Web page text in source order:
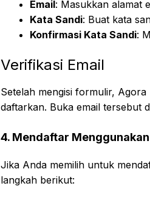
Email: Masukkan alamat
Kata Sandi: Buat kata
Konfirmasi Kata Sandi:
Verifikasi Email
Setelah mengisi formulir,
daftarkan. Buka email tersebut
4. Mendaftar
Jika Anda memilih untuk
langkah berikut: